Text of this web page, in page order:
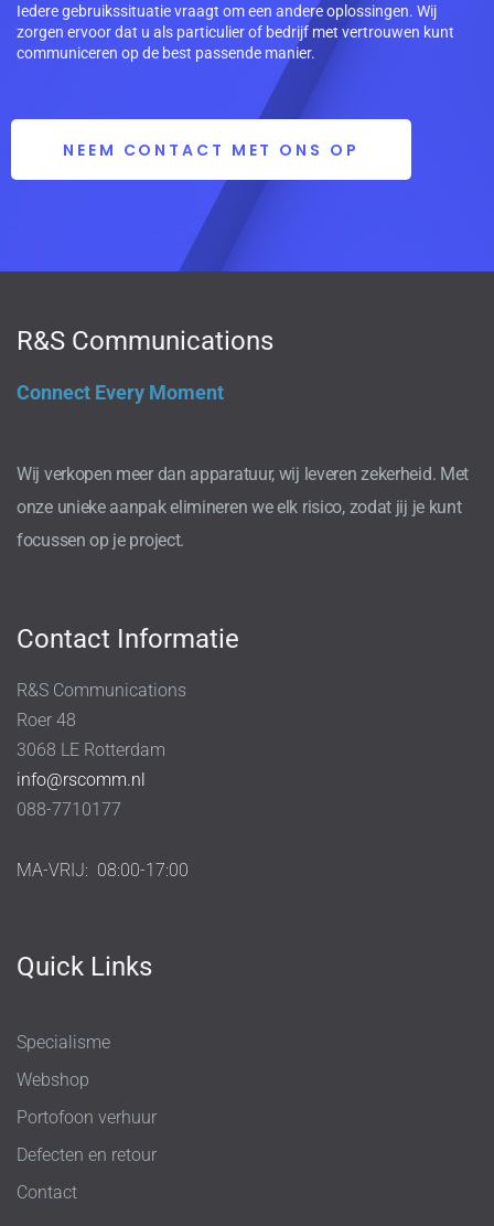
Iedere gebruikssituatie vraagt om een andere oplossingen. Wij
zorgen ervoor dat u als particulier of bedrijf met vertrouwen kunt
communiceren op de best passende manier.
NEEM CONTACT MET ONS OP
R&S Communications
Connect Every Moment
Wij verkopen meer dan apparatuur, wij leveren zekerheid. Met
onze unieke aanpak elimineren we elk risico, zodat jij je kunt
focussen op je project.
Contact Informatie
R&S Communications
Roer 48
3068 LE Rotterdam
info@rscomm.nl
088-7710177
MA-VRIJ: 08:00-17:00
Quick Links
Specialisme
Webshop
Portofoon verhuur
Defecten en retour
Contact